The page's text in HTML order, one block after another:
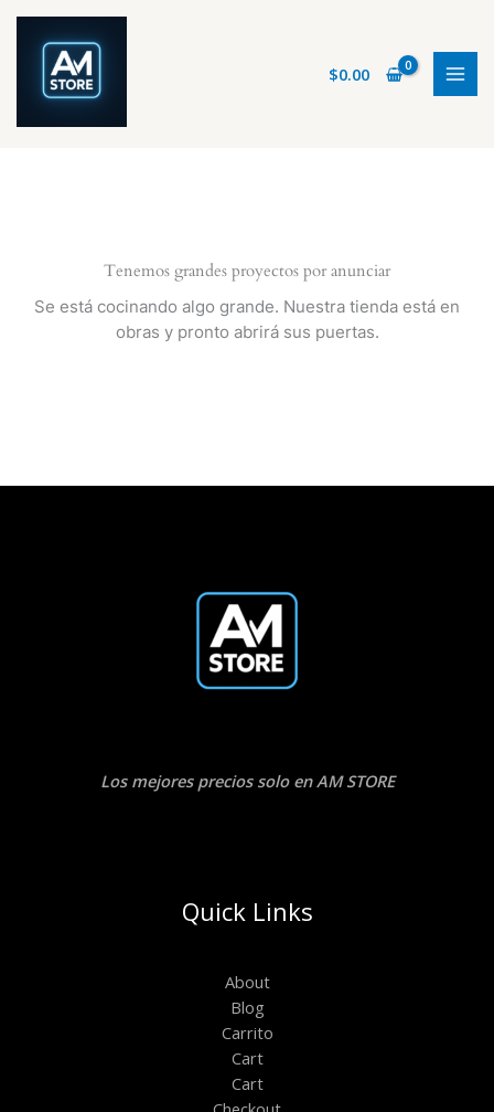
contenido
$0.00
Tenemos grandes proyectos por anunciar
Se está cocinando algo grande. Nuestra tienda está en
obras y pronto abrirá sus puertas.
Los mejores precios solo en AM STORE
Quick Links
About
Blog
Carrito
Cart
Cart